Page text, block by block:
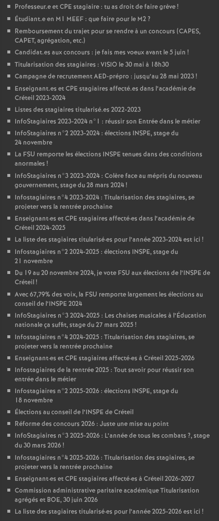
Professeur.e etCPE stagiaire : tu as droit de faire grève!
Étudiant.e en M1 MEEF : que faire pour le M2?
Remboursement du trajet pour se rendre à un concours (CAPES,
CAPET, agrégation, etc.)
Candidat.es aux concours : je fais mes voeux avant le 5 juin !
Titularisation des stagiaires : VISIO le 30 mai à 18h30
Campagne de recrutementAED-prépro : jusqu’au 28 mai 2023!
Enseignant.es etCPE stagiaires affecté.es dans l’académie de
Créteil 2023-2024
Listes des stagiaires titularisé.es 2022-2023
InfoStagiaires 2023-2024 n°1 : réussir son Entrée dans le métier
InfoStagiaires n°2 2023-2024 : élections INSPE, stage du
24 novembre
La FSU remporte les élections INSPE tenues dans des conditions
anormales !
InfoStagiaires n°3 2023-2024 : Colère face au mépris du nouveau
gouvernement, stage du 28 mars 2024!
Infostagiaires n°4 2023-2024 : Titularisation des stagiaires, se
projeter vers la rentrée prochaine
Enseignant·es etCPE stagiaires affecté·es dans l’académie de
Créteil 2024-2025
La liste des stagiaires titularisé·es pour l’année 2023-2024 est ici !
Infostagiaires n°2 2024-2025 : élections INSPE, stage du
21 novembre
Du 19 au 20 novembre 2024, je vote FSU aux élections de l’INSPE de
Créteil!
Avec 67,79% des voix, la FSU remporte largement les élections au
conseil de l’INSPE 2024
InfoStagiaires n°3 2024-2025 : Les chaises musicales à l’Éducation
nationale ça suffit, stage du 27 mars 2025!
Infostagiaires n°4 2024-2025 : Titularisation des stagiaires, se
projeter vers la rentrée prochaine
Enseignant·es etCPE stagiaires affecté·es à Créteil 2025-2026
Infostagiaires de la rentrée 2025 : Tout savoir pour réussir son
entrée dans le métier
Infostagiaires n°2 2025-2026 : élections INSPE, stage du
18 novembre
Élections au conseil de l’INSPE de Créteil
Réforme des concours 2026 : Juste une mise au point
InfoStagiaires n°3 2025-2026 : L’année de tous les combats ?, stage
du 30 mars 2026!
Infostagiaires n°4 2025-2026 : Titularisation des stagiaires, se
projeter vers la rentrée prochaine
Enseignant·es etCPE stagiaires affecté·es à Créteil 2026-2027
Commission administrative paritaire académique Titularisation
agrégés et BOE, 30 juin 2026
La liste des stagiaires titularisé·es pour l’année 2025-2026 est ici !